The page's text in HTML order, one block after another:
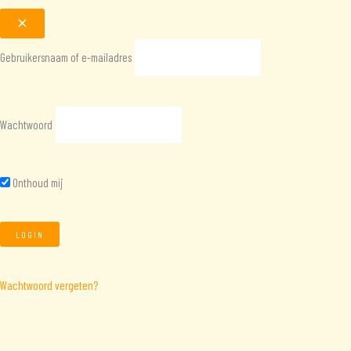
Gebruikersnaam of e-mailadres
Wachtwoord
Onthoud mij
Wachtwoord vergeten?